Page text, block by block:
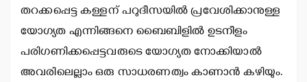
തറക്കപ്പെട്ട കള്ളന് പറുദീസയില്‍ പ്രവേശിക്കാനുള്ള
യോഗ്യത എന്നിങ്ങനെ ബൈബിളില്‍ ഉടനീളം
പരിഗണിക്കപ്പെട്ടവരുടെ യോഗ്യത നോക്കിയാല്‍
അവരിലെല്ലാം ഒരു സാധരണത്വം കാണാന്‍ കഴിയും.